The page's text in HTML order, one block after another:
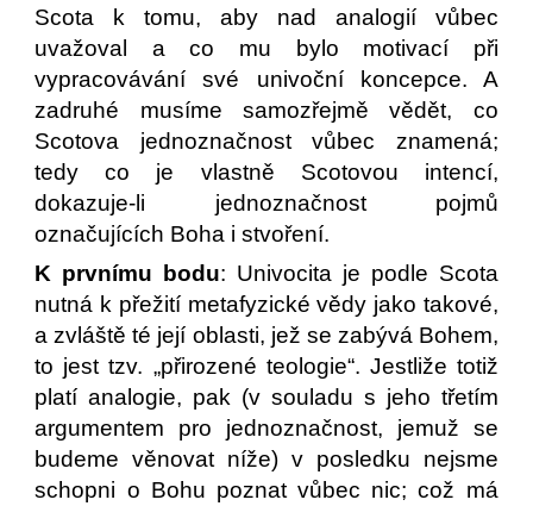
Scota k tomu, aby nad analogií vůbec
uvažoval a co mu bylo motivací při
vypracovávání své univoční koncepce. A
zadruhé musíme samozřejmě vědět, co
Scotova jednoznačnost vůbec znamená;
tedy co je vlastně Scotovou intencí,
dokazuje-li jednoznačnost pojmů
označujících Boha i stvoření.
K prvnímu bodu: Univocita je podle Scota
nutná k přežití metafyzické vědy jako takové,
a zvláště té její oblasti, jež se zabývá Bohem,
to jest tzv. „přirozené teologie“. Jestliže totiž
platí analogie, pak (v souladu s jeho třetím
argumentem pro jednoznačnost, jemuž se
budeme věnovat níže) v posledku nejsme
schopni o Bohu poznat vůbec nic; což má